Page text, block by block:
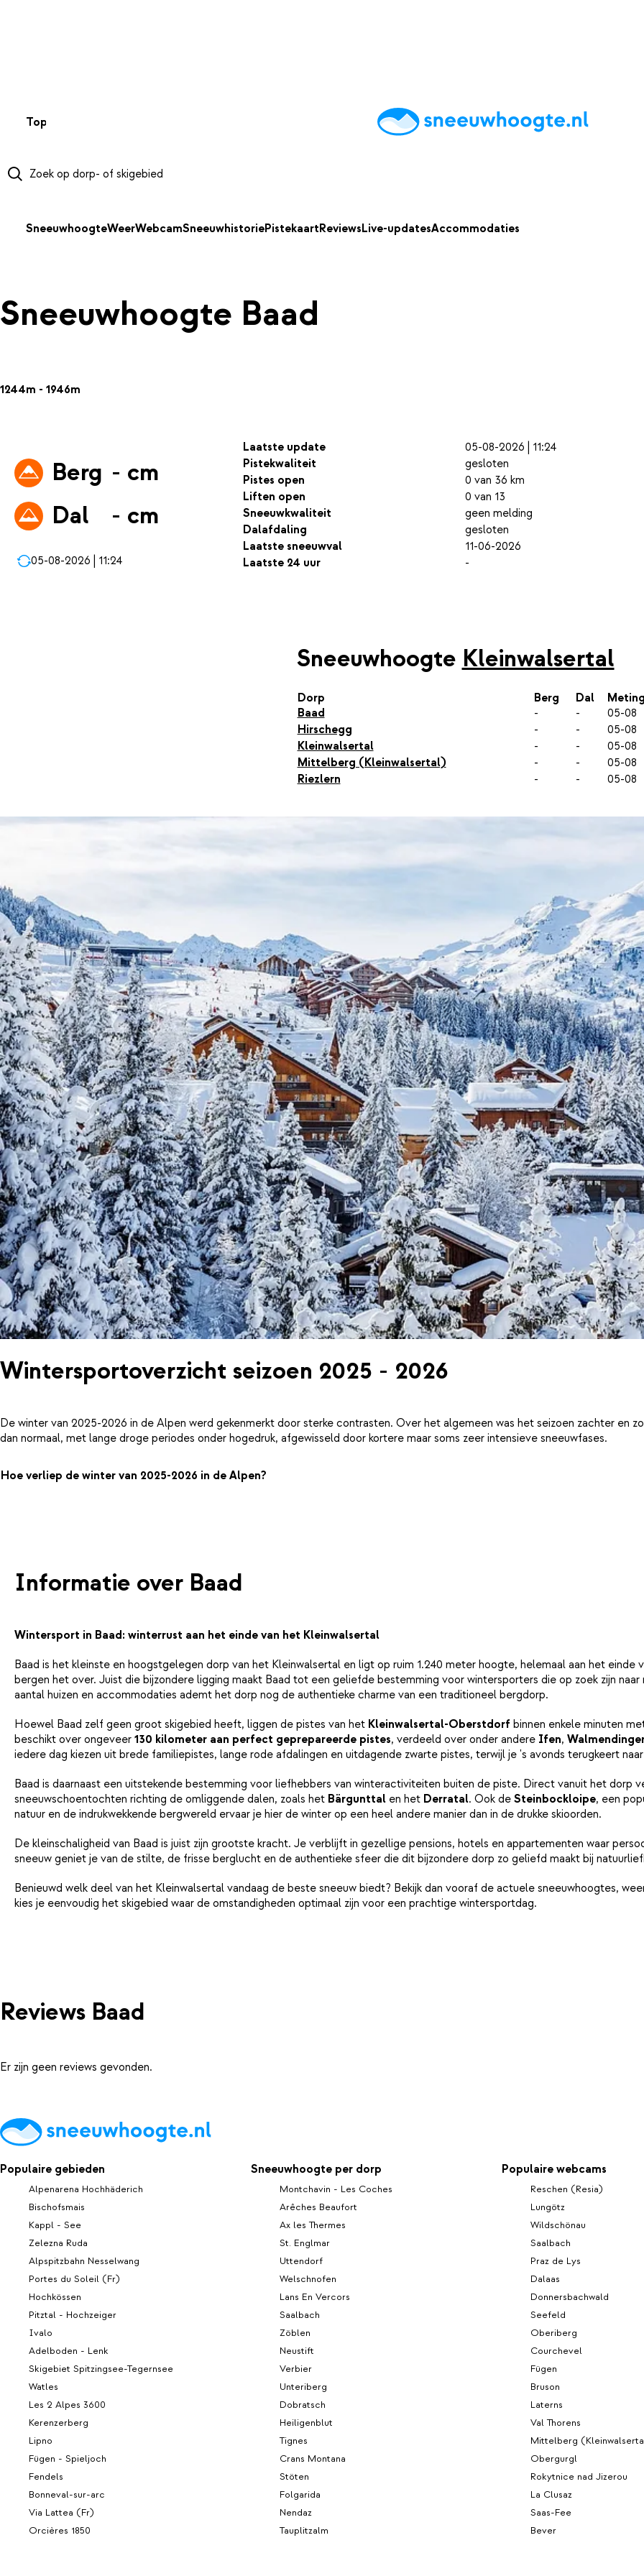
Top 50 AccommodatiesTipsReviewsLive updatesApp
SneeuwhoogteWeerWebcamSneeuwhistoriePistekaartReviewsLive-updatesAccommodaties
Sneeuwhoogte Baad
1244m - 1946m
Berg - cm
Dal
- cm
05-08-2026 | 11:24
Laatste update
05-08-2026 | 11:24
Pistekwaliteit
gesloten
Pistes open
0 van 36 km
Liften open
0 van 13
Sneeuwkwaliteit
geen melding
Dalafdaling
gesloten
Laatste sneeuwval
11-06-2026
Laatste 24 uur
-
Sneeuwhoogte Kleinwalsertal
Dorp Berg Dal
Baad
- -
05-08
Hirschegg
- -
05-08
Kleinwalsertal
- -
05-08
Mittelberg (Kleinwalsertal)
- -
05-08
Riezlern
- - 05-08
Wintersportoverzicht seizoen 2025 - 2026
De winter van 2025-2026 in de Alpen werd gekenmerkt door sterke contrasten. Over het algemeen was het seizoen zachter en
dan normaal, met lange droge periodes onder hogedruk, afgewisseld door kortere maar soms zeer intensieve sneeuwfases.
Hoe verliep de winter van 2025-2026 in de Alpen?
Informatie over Baad
Wintersport in Baad: winterrust aan het einde van het Kleinwalsertal
Baad is het kleinste en hoogstgelegen dorp van het Kleinwalsertal en ligt op ruim 1.240 meter hoogte, helemaal aan het einde
bergen het over. Juist die bijzondere ligging maakt Baad tot een geliefde bestemming voor wintersporters die op zoek zijn
aantal huizen en accommodaties ademt het dorp nog de authentieke charme van een traditioneel bergdorp.
Hoewel Baad zelf geen groot skigebied heeft, liggen de pistes van het Kleinwalsertal-Oberstdorf binnen enkele minuten
beschikt over ongeveer 130 kilometer aan perfect geprepareerde pistes, verdeeld over onder andere Ifen,
iedere dag kiezen uit brede familiepistes, lange rode afdalingen en uitdagende zwarte pistes, terwijl je 's avonds terugkeert
Baad is daarnaast een uitstekende bestemming voor liefhebbers van winteractiviteiten buiten de piste. Direct vanuit het dorp
sneeuwschoentochten richting de omliggende dalen, zoals het Bärgunttal en het Derratal. Ook de Steinbockloipe, een
natuur en de indrukwekkende bergwereld ervaar je hier de winter op een heel andere manier dan in de drukke skioorden.
De kleinschaligheid van Baad is juist zijn grootste kracht. Je verblijft in gezellige pensions, hotels en appartementen waar
sneeuw geniet je van de stilte, de frisse berglucht en de authentieke sfeer die dit bijzondere dorp zo geliefd maakt bij
Benieuwd welk deel van het Kleinwalsertal vandaag de beste sneeuw biedt? Bekijk dan vooraf de actuele sneeuwhoogtes,
kies je eenvoudig het skigebied waar de omstandigheden optimaal zijn voor een prachtige wintersportdag.
Reviews Baad
Er zijn geen reviews gevonden.
Populaire gebieden
Alpenarena Hochhäderich
Bischofsmais
Kappl - See
Zelezna Ruda
Alpspitzbahn Nesselwang
Portes du Soleil (Fr)
Hochkössen
Pitztal - Hochzeiger
Ivalo
Adelboden - Lenk
Skigebiet Spitzingsee-Tegernsee
Watles
Les 2 Alpes 3600
Kerenzerberg
Lipno
Fügen - Spieljoch
Fendels
Bonneval-sur-arc
Via Lattea (Fr)
Orcières 1850
Sneeuwhoogte per dorp
Montchavin - Les Coches
Arêches Beaufort
Ax les Thermes
St. Englmar
Uttendorf
Welschnofen
Lans En Vercors
Saalbach
Zöblen
Neustift
Verbier
Unteriberg
Dobratsch
Heiligenblut
Tignes
Crans Montana
Stöten
Folgarida
Nendaz
Tauplitzalm
Populaire webcams
Reschen (Resia)
Lungötz
Wildschönau
Saalbach
Praz de Lys
Dalaas
Donnersbachwald
Seefeld
Oberiberg
Courchevel
Fügen
Bruson
Laterns
Val Thorens
Mittelberg
Obergurgl
Rokytnice nad Jizerou
La Clusaz
Saas-Fee
Bever